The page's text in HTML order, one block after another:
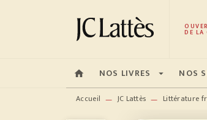
MENU RECHERCHE
DE LA
home NOS LIVRES arrow_drop_down NOS
Accueil — JC Lattès — Littérature